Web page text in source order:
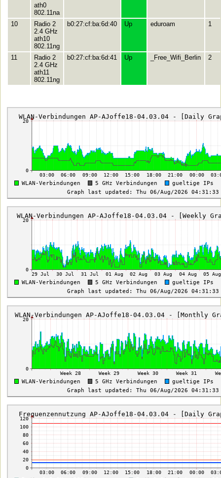
ath0
802.11na
10
Radio 2
2.4 GHz
ath10
802.11ng
b0:27:cf:ba:6d:40 Up eduroam 1
11
Radio 2
2.4 GHz
ath11
802.11ng
b0:27:cf:ba:6d:41 Up _Free_Wifi_Berlin 2